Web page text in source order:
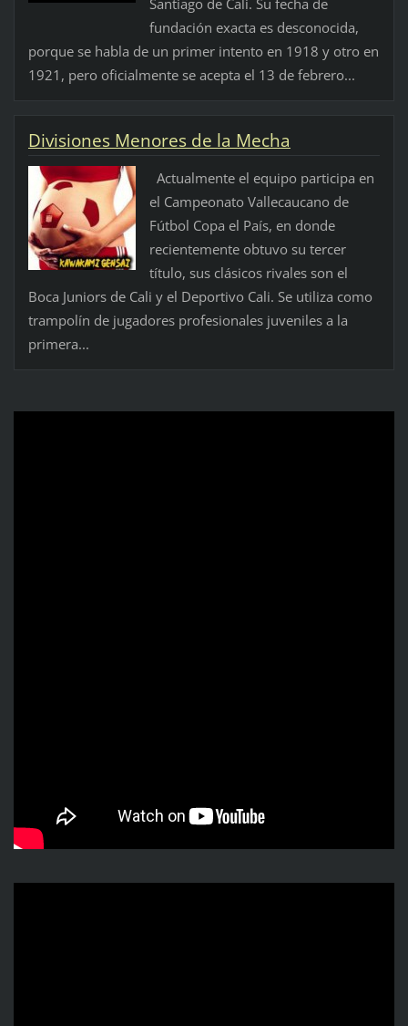
fundación exacta es desconocida,
porque se habla de un primer intento en 1918 y otro en
1921, pero oficialmente se acepta el 13 de febrero...
Divisiones Menores de la Mecha
Actualmente el equipo participa en
el Campeonato Vallecaucano de
Fútbol Copa el País, en donde
recientemente obtuvo su tercer
título, sus clásicos rivales son el
Boca Juniors de Cali y el Deportivo Cali. Se utiliza como
trampolín de jugadores profesionales juveniles a la
primera...